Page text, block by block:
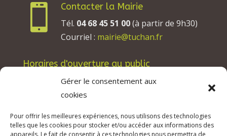
Gérer le consentement aux
cookies
Pour offrir les meilleures expériences, nous utilisons des technologies
telles que les cookies pour stocker et/ou accéder aux informations des
appareils. Le fait de consentir à ces technologies nous permettra de

Contacter la Mairie
Tél. 04 68 45 51 00(à partir de 9h30)
Courriel : mairie@tuchan.fr
Horaires d'ouverture au public
Les lundis, mardis et jeudis : de 8h à 12h et de
13h30 à 17h30.
Les vendredis : de 8h à 12h.